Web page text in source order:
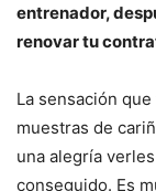
entrenador,
renovar tu
La sensación
muestras de
una alegría
conseguido. Es